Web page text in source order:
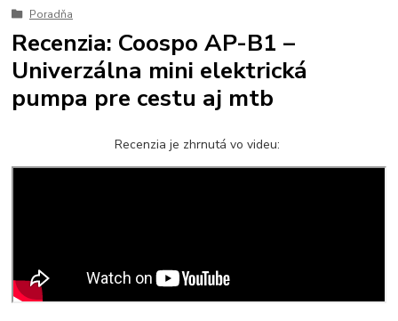
Poradňa
Recenzia: Coospo AP-B1 –
Univerzálna mini elektrická
pumpa pre cestu aj mtb
Recenzia je zhrnutá vo videu: